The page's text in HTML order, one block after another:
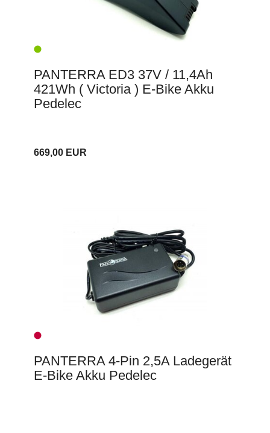
PANTERRA ED3 37V / 11,4Ah
421Wh ( Victoria ) E-Bike Akku
Pedelec
669,00 EUR
PANTERRA 4-Pin 2,5A Ladegerät
E-Bike Akku Pedelec